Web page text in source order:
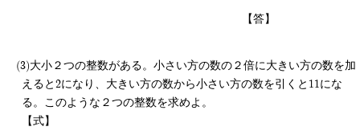
【答】
大小２つの整数がある。小さい方の数の２倍に大きい方の数を加
えると2になり、大きい方の数から小さい方の数を引くと11にな
る。このような２つの整数を求めよ。
【式】